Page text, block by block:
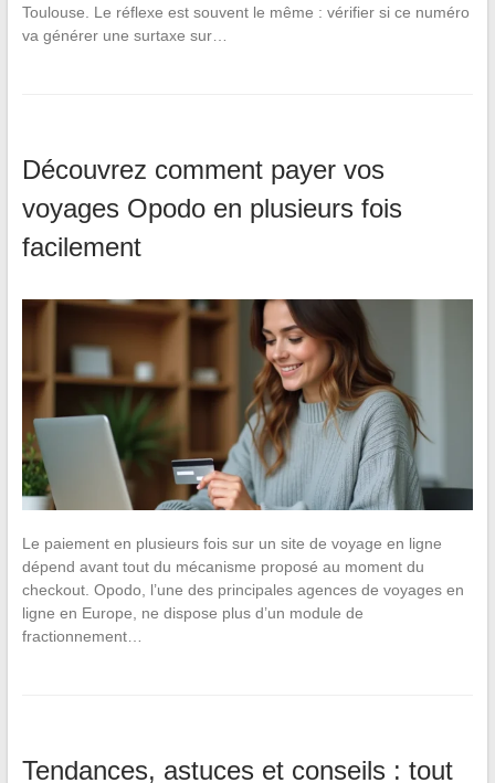
Toulouse. Le réflexe est souvent le même : vérifier si ce numéro
va générer une surtaxe sur…
Découvrez comment payer vos
voyages Opodo en plusieurs fois
facilement
Le paiement en plusieurs fois sur un site de voyage en ligne
dépend avant tout du mécanisme proposé au moment du
checkout. Opodo, l’une des principales agences de voyages en
ligne en Europe, ne dispose plus d’un module de
fractionnement…
Tendances, astuces et conseils : tout